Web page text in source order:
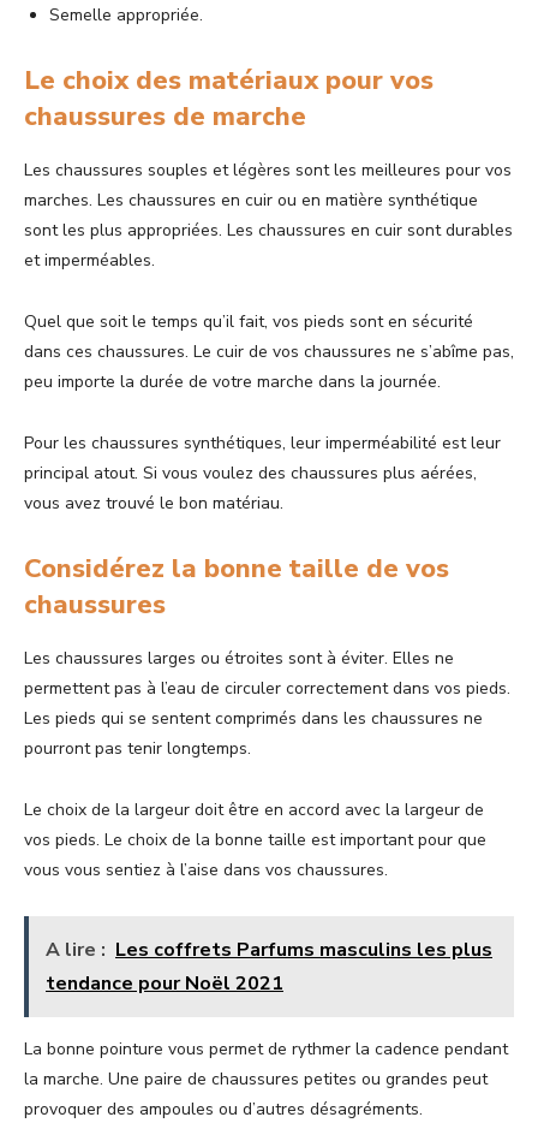
Semelle appropriée.
Le choix des matériaux pour vos
chaussures de marche
Les chaussures souples et légères sont les meilleures pour vos
marches. Les chaussures en cuir ou en matière synthétique
sont les plus appropriées. Les chaussures en cuir sont durables
et imperméables.
Quel que soit le temps qu’il fait, vos pieds sont en sécurité
dans ces chaussures. Le cuir de vos chaussures ne s’abîme pas,
peu importe la durée de votre marche dans la journée.
Pour les chaussures synthétiques, leur imperméabilité est leur
principal atout. Si vous voulez des chaussures plus aérées,
vous avez trouvé le bon matériau.
Considérez la bonne taille de vos
chaussures
Les chaussures larges ou étroites sont à éviter. Elles ne
permettent pas à l’eau de circuler correctement dans vos pieds.
Les pieds qui se sentent comprimés dans les chaussures ne
pourront pas tenir longtemps.
Le choix de la largeur doit être en accord avec la largeur de
vos pieds. Le choix de la bonne taille est important pour que
vous vous sentiez à l’aise dans vos chaussures.
A lire : Les coffrets Parfums masculins les plus
tendance pour Noël 2021
La bonne pointure vous permet de rythmer la cadence pendant
la marche. Une paire de chaussures petites ou grandes peut
provoquer des ampoules ou d’autres désagréments.